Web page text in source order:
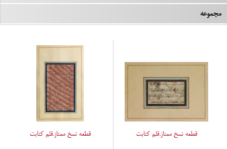
مجموعه
قطعه نسخ ممتاز.قلم کتابت قطعه نسخ ممتاز.قلم کتابت